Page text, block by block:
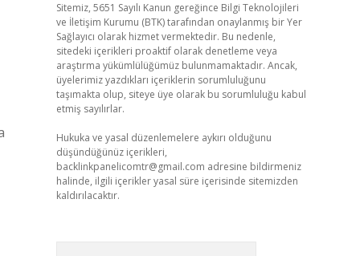
Sitemiz, 5651 Sayılı Kanun gereğince Bilgi Teknolojileri
ve İletişim Kurumu (BTK) tarafından onaylanmış bir Yer
Sağlayıcı olarak hizmet vermektedir. Bu nedenle,
sitedeki içerikleri proaktif olarak denetleme veya
araştırma yükümlülüğümüz bulunmamaktadır. Ancak,
üyelerimiz yazdıkları içeriklerin sorumluluğunu
taşımakta olup, siteye üye olarak bu sorumluluğu kabul
etmiş sayılırlar.
Hukuka ve yasal düzenlemelere aykırı olduğunu
düşündüğünüz içerikleri,
backlinkpanelicomtr@gmail.com adresine bildirmeniz
halinde, ilgili içerikler yasal süre içerisinde sitemizden
kaldırılacaktır.